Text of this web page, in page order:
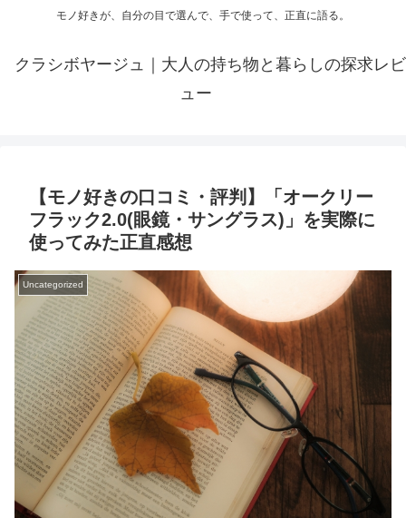
モノ好きが、自分の目で選んで、手で使って、正直に語る。
クラシボヤージュ｜大人の持ち物と暮らしの探求レビ
ュー
【モノ好きの口コミ・評判】「オークリー
フラック2.0(眼鏡・サングラス)」を実際に
使ってみた正直感想
Uncategorized